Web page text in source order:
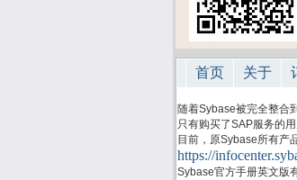
首页 关于
随着Sybase被完全整合
只有购买了SAP服务的
目前，原Sybase所有产
https://
Sybase官方手册英文版